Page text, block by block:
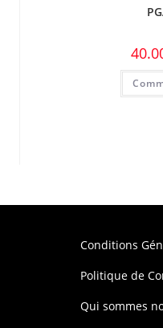
Conditions
Politique de
Qui sommes